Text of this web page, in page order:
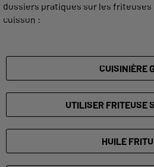
dossiers pratiques sur les
cuisson :
CUISINIÈRE
UTILISER FRITEUSE
HUILE